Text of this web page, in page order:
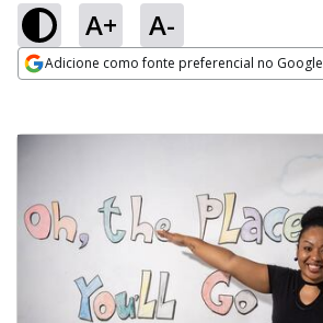
A+ A-
Adicione como fonte preferencial no Google